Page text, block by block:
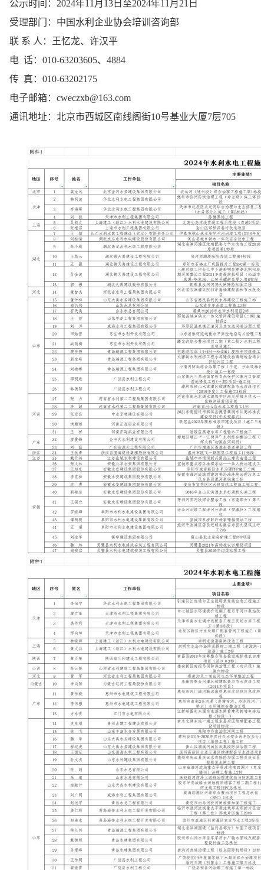
公示时间：2024年11月13日至2024年11月21日
受理部门：中国水利企业协会培训咨询部
联 系 人：王忆龙、许汉平
电 话：010-63203605、4884
传 真：010-63202175
电子邮箱：cweczxb@163.com
通讯地址：北京市西城区南线阁街10号基业大厦7层705